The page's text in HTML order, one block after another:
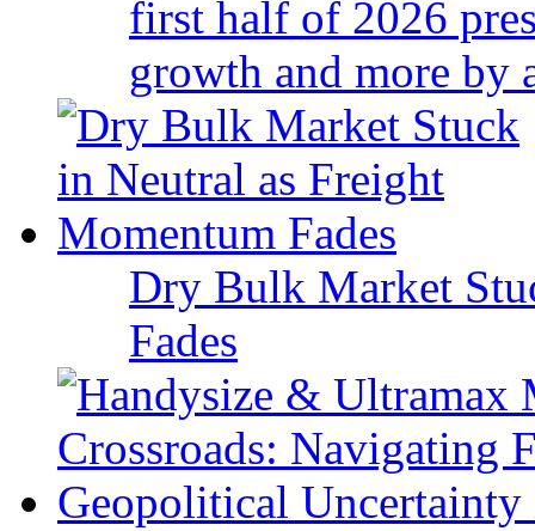
first half of 2026
growth and more
Dry Bulk Market
Fades